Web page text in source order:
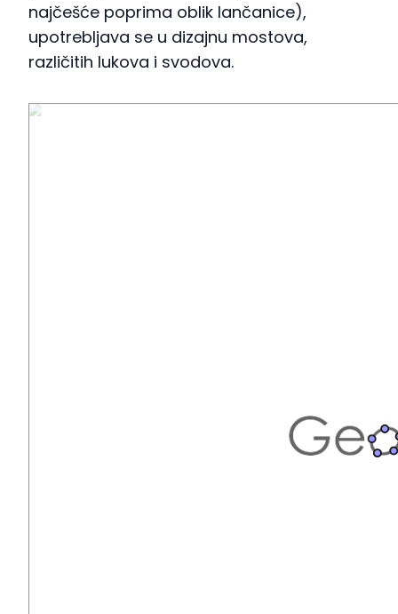
najčešće poprima oblik lančanice),
upotrebljava se u dizajnu mostova,
različitih lukova i svodova.